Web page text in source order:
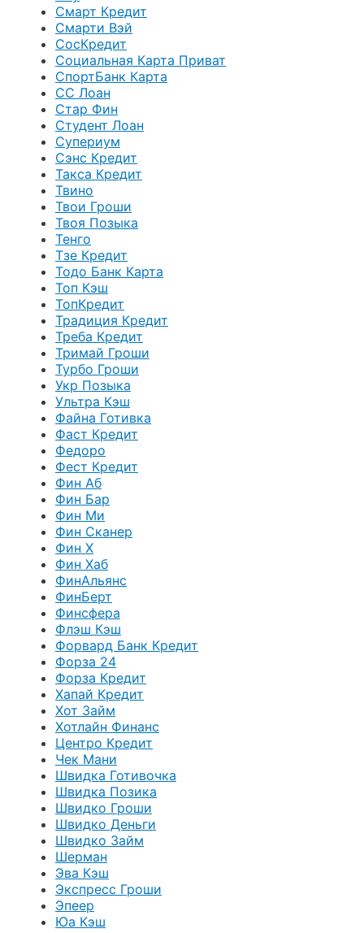
Смарт Кредит
Смарти Вэй
СосКредит
Социальная Карта Приват
СпортБанк Карта
СС Лоан
Стар Фин
Студент Лоан
Супериум
Сэнс Кредит
Такса Кредит
Твино
Твои Гроши
Твоя Позыка
Тенго
Тзе Кредит
Тодо Банк Карта
Топ Кэш
ТопКредит
Традиция Кредит
Треба Кредит
Тримай Гроши
Турбо Гроши
Укр Позыка
Ультра Кэш
Файна Готивка
Фаст Кредит
Федоро
Фест Кредит
Фин Аб
Фин Бар
Фин Ми
Фин Сканер
Фин Х
Фин Хаб
ФинАльянс
ФинБерт
Финсфера
Флэш Кэш
Форвард Банк Кредит
Форза 24
Форза Кредит
Хапай Кредит
Хот Займ
Хотлайн Финанс
Центро Кредит
Чек Мани
Швидка Готивочка
Швидка Позика
Швидко Гроши
Швидко Деньги
Швидко Займ
Шерман
Эва Кэш
Экспресс Гроши
Эпеер
Юа Кэш